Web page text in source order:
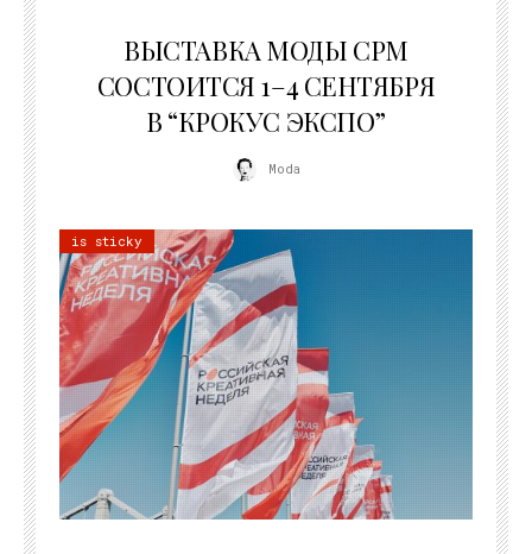
ВЫСТАВКА МОДЫ CPM
СОСТОИТСЯ 1–4 СЕНТЯБРЯ
В “КРОКУС ЭКСПО”
Moda
is sticky